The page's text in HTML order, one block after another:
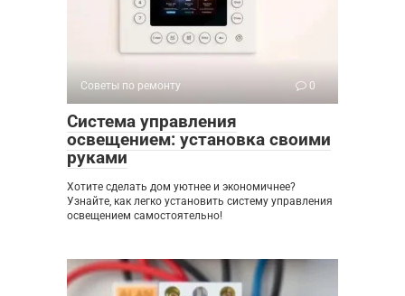
Советы по ремонту 0
Система управления
освещением: установка своими
руками
Хотите сделать дом уютнее и экономичнее?
Узнайте, как легко установить систему управления
освещением самостоятельно!